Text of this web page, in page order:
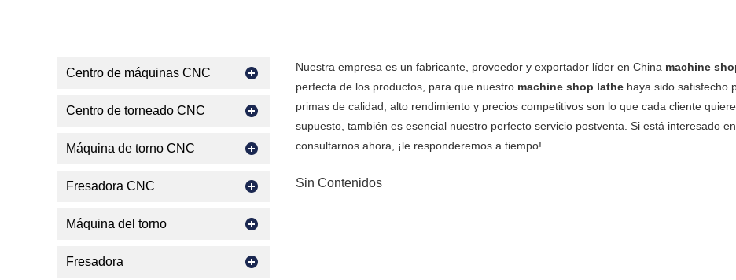
Nuestra empresa es un fabricante, proveedor y exportador líder en China machine
perfecta de los productos, para que nuestro machine shop lathe haya sido satisfecho
primas de calidad, alto rendimiento y precios competitivos son lo que cada cliente
supuesto, también es esencial nuestro perfecto servicio postventa. Si está interesado
consultarnos ahora, ¡le responderemos a tiempo!
Sin Contenidos
Centro de máquinas CNC
Centro de torneado CNC
Máquina de torno CNC
Fresadora CNC
Máquina del torno
Fresadora